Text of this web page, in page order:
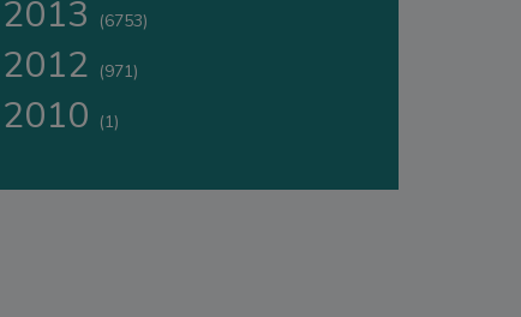
2013 (6753)
2012 (971)
2010 (1)